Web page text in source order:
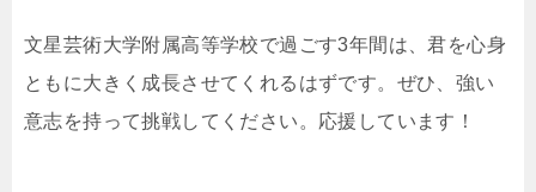
文星芸術大学附属高等学校で過ごす3年間は、君を心身
ともに大きく成長させてくれるはずです。ぜひ、強い
意志を持って挑戦してください。応援しています！